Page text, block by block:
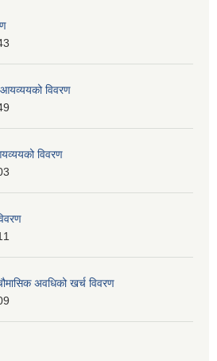
विवरण
विवरण
अवधिको खर्च विवरण